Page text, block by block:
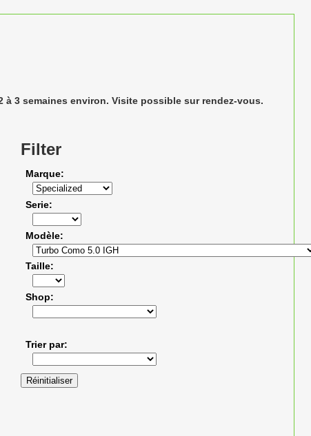
3 semaines environ. Visite possible sur rendez-vous.
Filter
Marque
Serie
Modèle
Taille
Shop
Trier par